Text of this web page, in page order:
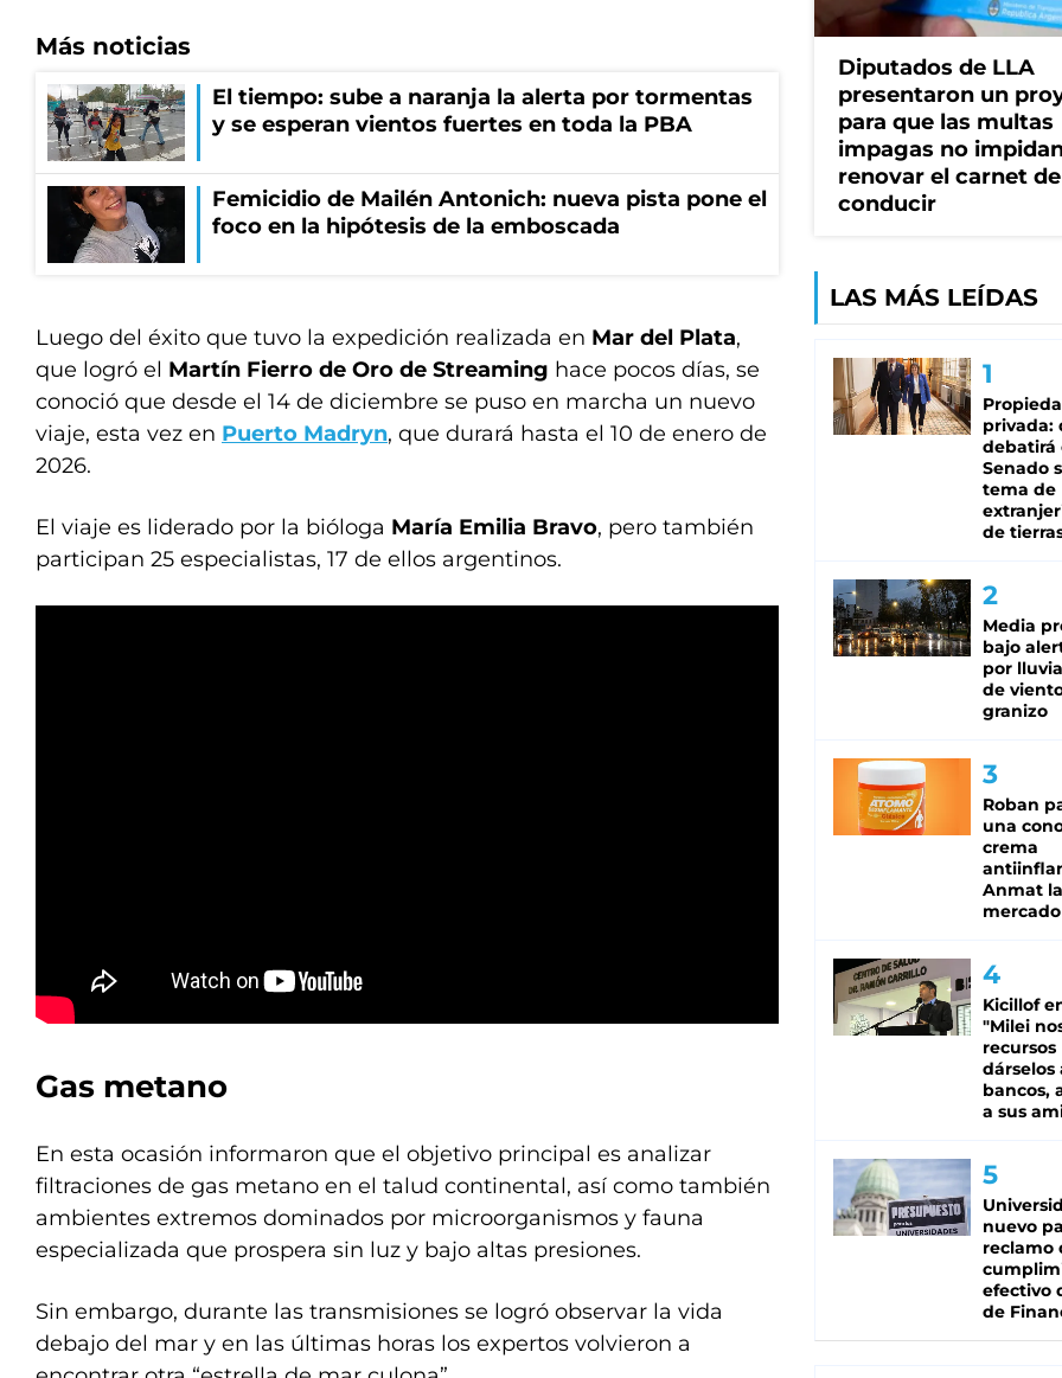
Más noticias
El tiempo: sube a naranja la alerta por tormentas
y se esperan vientos fuertes en toda la PBA
Femicidio de Mailén Antonich: nueva pista pone el
foco en la hipótesis de la emboscada
Luego del éxito que tuvo la expedición realizada en Mar del Plata,
que logró el Martín Fierro de Oro de Streaming hace pocos días, se
conoció que desde el 14 de diciembre se puso en marcha un nuevo
viaje, esta vez en Puerto Madryn, que durará hasta el 10 de enero de
2026.
El viaje es liderado por la bióloga María Emilia Bravo, pero también
participan 25 especialistas, 17 de ellos argentinos.
Gas metano
En esta ocasión informaron que el objetivo principal es analizar
filtraciones de gas metano en el talud continental, así como también
ambientes extremos dominados por microorganismos y fauna
especializada que prospera sin luz y bajo altas presiones.
Sin embargo, durante las transmisiones se logró observar la vida
debajo del mar y en las últimas horas los expertos volvieron a
Diputados de LLA
presentaron un
para que las multas
impagas no
renovar el carnet de
conducir
LAS MÁS LEÍDAS
privada:
debatirá
Senado
tema de
de
Media
bajo
por
de
granizo
Roban
una
crema
Anmat
mercado
Kicillof
"Milei
recursos
dárselos
bancos,
a sus
nuevo
reclamo
efectivo
de